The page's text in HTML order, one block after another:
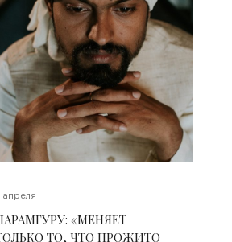
апреля
«МЕНЯЕТ
ТО, ЧТО ПРОЖИТО